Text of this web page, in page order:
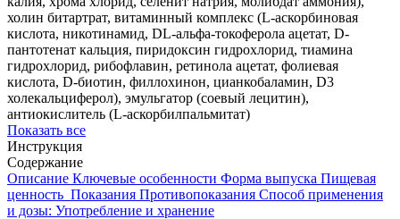
холин битартрат, витаминный комплекс (L-аскорбиновая
кислота, никотинамид, DL-альфа-токоферола ацетат, D-
пантотенат кальция, пиридоксин гидрохлорид, тиамина
гидрохлорид, рибофлавин, ретинола ацетат, фолиевая
кислота, D-биотин, филлохинон, цианкобаламин, D3
холекальциферол), эмульгатор (соевый лецитин),
антиокислитель (L-аскорбилпальмитат)
Показать все
Инструкция
Содержание
Описание Ключевые особенности Форма выпуска Пищевая
ценность Показания Противопоказания Способ применения
и дозы: Употребление и хранение